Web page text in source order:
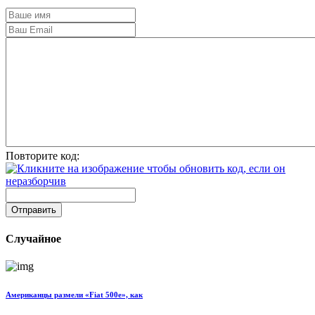
Повторите код:
Отправить
Случайное
Американцы размели «Fiat 500e», как